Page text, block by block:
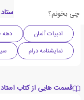
چی بخونم؟
دسته بندی های کتاب
ادبیات آلمان دهه 2010 میلادی
نمایشنامه درام
قسمت هایی از کتاب